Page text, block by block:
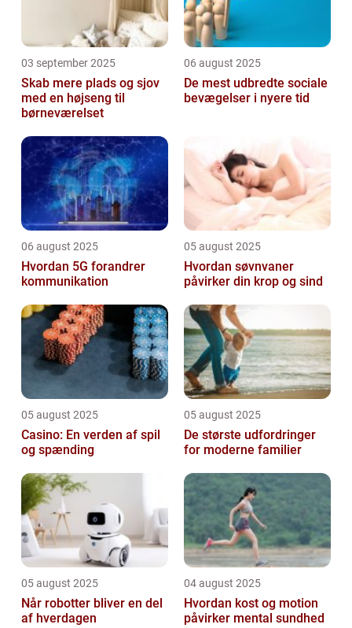
03 september 2025
Skab mere plads og sjov
med en højseng til
børneværelset
06 august 2025
De mest udbredte sociale
bevægelser i nyere tid
06 august 2025
Hvordan 5G forandrer
kommunikation
05 august 2025
Hvordan søvnvaner
påvirker din krop og sind
05 august 2025
Casino: En verden af spil
og spænding
05 august 2025
De største udfordringer
for moderne familier
05 august 2025
Når robotter bliver en del
af hverdagen
04 august 2025
Hvordan kost og motion
påvirker mental sundhed